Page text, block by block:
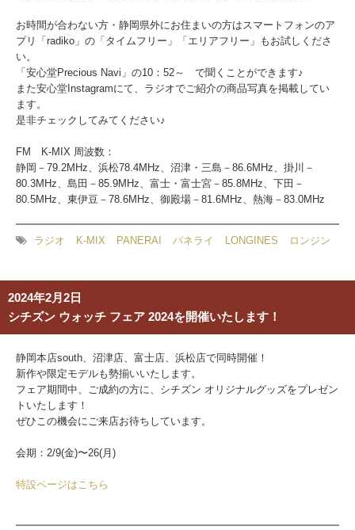
お時間が合わない方・静岡県外にお住まいの方はスマートフォンのア
プリ「radiko」の「タイムフリー」「エリアフリー」もお試しくださ
い。
「安心堂Precious Navi」の10：52～ で聞くことができます♪
また安心堂Instagramにて、ラジオでご紹介の商品写真を掲載してい
ます。
是非チェックしてみてください♪
FM K-MIX 周波数：
静岡－79.2MHz、浜松78.4MHz、沼津・三島－86.6MHz、掛川－
80.3MHz、島田－85.9MHz、富士・富士宮－85.8MHz、下田－
80.5MHz、東伊豆－78.6MHz、御殿場－81.6MHz、熱海－83.0MHz
ラジオ K-MIX PANERAI パネライ LONGINES ロンジン
2024年2月2日
シチズン ウォッチ フェア 2024を開催いたします！
静岡本店south、沼津店、富士店、浜松店で同時開催！
新作や限定モデルも勢揃いいたします。
フェア期間中、ご成約の方に、シチズン オリジナルグッズをプレゼン
トいたします！
ぜひこの機会にご来店お待ちしています。
会期：2/9(金)〜26(月)
特設ページはこちら